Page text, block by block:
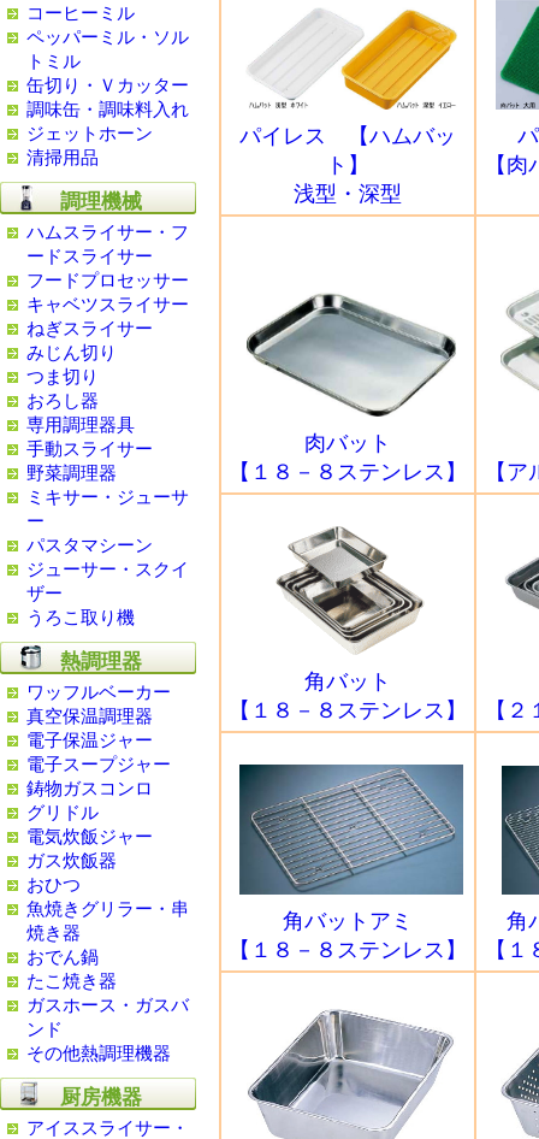
パイレス 【ハムバッ
ト】
浅型・深型
【
肉バット
【１８－８ステンレス】
【
角バット
【１８－８ステンレス】
【
角バットアミ
【１８－８ステンレス】
角
【
コーヒーミル
ペッパーミル・ソル
トミル
缶切り・Ｖカッター
調味缶・調味料入れ
ジェットホーン
清掃用品
調理機械
ハムスライサー・フ
ードスライサー
フードプロセッサー
キャベツスライサー
ねぎスライサー
みじん切り
つま切り
おろし器
専用調理器具
手動スライサー
野菜調理器
ミキサー・ジューサ
ー
パスタマシーン
ジューサー・スクイ
ザー
うろこ取り機
熱調理器
ワッフルベーカー
真空保温調理器
電子保温ジャー
電子スープジャー
鋳物ガスコンロ
グリドル
電気炊飯ジャー
ガス炊飯器
おひつ
魚焼きグリラー・串
焼き器
おでん鍋
たこ焼き器
ガスホース・ガスバ
ンド
その他熱調理機器
厨房機器
アイススライサー・